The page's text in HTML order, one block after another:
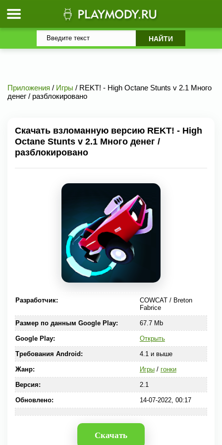
Приложения / Игры / REKT! - High Octane Stunts v 2.1 Много
денег / разблокировано
Скачать взломанную версию REKT! - High
Octane Stunts v 2.1 Много денег /
разблокировано
Разработчик:
COWCAT / Breton
Fabrice
Размер по данным Google Play: 67.7 Mb
Google Play: Открыть
Требования Android: 4.1 и выше
Жанр: Игры/ гонки
Версия: 2.1
Обновлено: 14-07-2022, 00:17
Скачать